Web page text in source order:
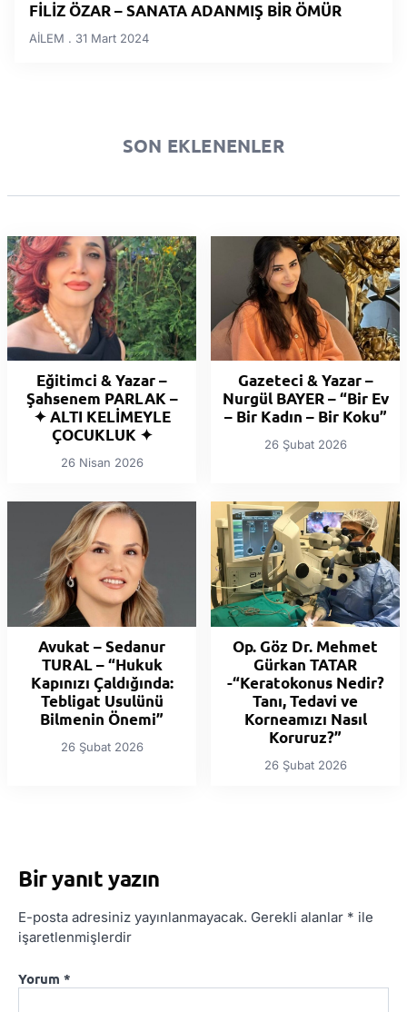
FİLİZ ÖZAR – SANATA ADANMIŞ BİR ÖMÜR
AİLEM 31 Mart 2024
SON EKLENENLER
Eğitimci & Yazar –
Şahsenem PARLAK –
✦ ALTI KELİMEYLE
ÇOCUKLUK ✦
26 Nisan 2026
Gazeteci & Yazar –
Nurgül BAYER – “Bir Ev
– Bir Kadın – Bir Koku”
26 Şubat 2026
Avukat – Sedanur
TURAL – “Hukuk
Kapınızı Çaldığında:
Tebligat Usulünü
Bilmenin Önemi”
26 Şubat 2026
Op. Göz Dr. Mehmet
Gürkan TATAR
-“Keratokonus Nedir?
Tanı, Tedavi ve
Korneamızı Nasıl
Koruruz?”
26 Şubat 2026
Bir yanıt yazın
E-posta adresiniz yayınlanmayacak. Gerekli alanlar * ile
işaretlenmişlerdir
Yorum *